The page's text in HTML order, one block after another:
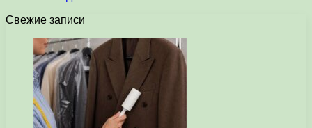
Свежие записи